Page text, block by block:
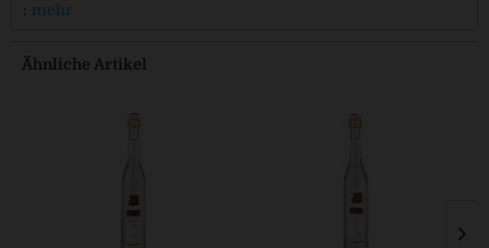
: mehr
Ähnliche Artikel